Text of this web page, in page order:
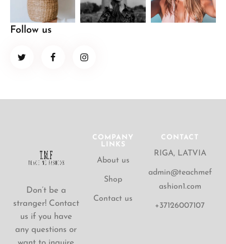
Follow us
Don’t be a
stranger! Contact
us if you have
any questions or
COMPANY
LINKS
About us
Shop
Contact us
CONTACT
RIGA, LATVIA
admin@teachmef
ashion1.com
+37126007107